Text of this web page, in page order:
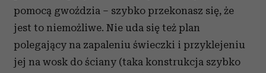
pomocą gwoździa – szybko przekonasz się, że
jest to niemożliwe. Nie uda się też plan
polegający na zapaleniu świeczki i przyklejeniu
jej na wosk do ściany (taka konstrukcja szybko